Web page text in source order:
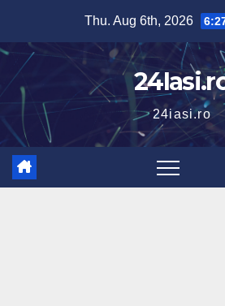
content
Thu. Aug 6th, 2026
24iasi.ro